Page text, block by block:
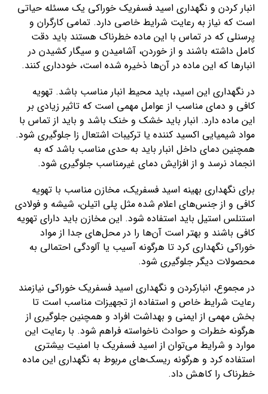
انبار کردن و نگهداری اسید فسفریک خوراکی یک مسئله حیاتی
است که نیاز به رعایت شرایط خاصی دارد. تمامی کارگران و
پرسنلی که در تماس با این ماده خطرناک هستند باید دقت
کامل داشته باشند و از خوردن، آشامیدن و سیگار کشیدن در
انبارها که این ماده در آن‌ها ذخیره شده است، خودداری کنند.
در نگهداری این اسید، باید محیط انبار مناسب باشد. تهویه
کافی و دمای مناسب از عوامل مهمی است که تاثیر زیادی بر
این ماده دارد. انبار باید خشک و خنک باشد و باید از تماس با
مواد شیمیایی اکسید کننده یا ترکیبات اشتعال زا جلوگیری شود.
همچنین دمای داخل انبار باید به حدی مناسب باشد که به
انجماد نرسد و از افزایش دمای غیرمناسب جلوگیری شود.
برای نگهداری بهینه اسید فسفریک، مخازن مناسب با تهویه
کافی و از جنس‌های اعلام شده مثل پلی اتیلن، شیشه و فولادی
استنلس استیل باید استفاده شود. این مخازن باید دارای تهویه
کافی باشند و بهتر است آن‌ها را در محل‌های جدا از مواد
خوراکی نگهداری کرد تا هرگونه آسیب یا آلودگی احتمالی به
محصولات دیگر جلوگیری شود.
در مجموع، انبارکردن و نگهداری اسید فسفریک خوراکی نیازمند
رعایت شرایط خاص و استفاده از تجهیزات مناسب است تا
بخش مهمی از ایمنی و بهداشت افراد و همچنین جلوگیری از
هرگونه خطرات و حوادث ناخواسته فراهم شود. با رعایت این
موارد و شرایط می‌توان از اسید فسفریک با امنیت بیشتری
استفاده کرد و هرگونه ریسک‌های مربوط به نگهداری این ماده
خطرناک را کاهش داد.